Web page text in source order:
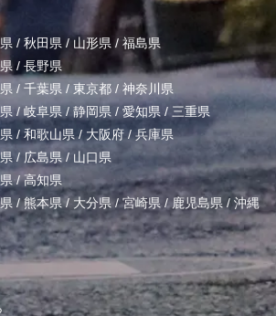
/ 秋田県 / 山形県/ 福島県
/ 長野県
/ 千葉県 / 東京都 / 神奈川県
/岐阜県 / 静岡県 / 愛知県 / 三重県
/ 和歌山県/ 大阪府 /兵庫県
/ 広島県 / 山口県
/高知県
/熊本県/ 大分県/宮崎県 /鹿児島県 / 沖縄